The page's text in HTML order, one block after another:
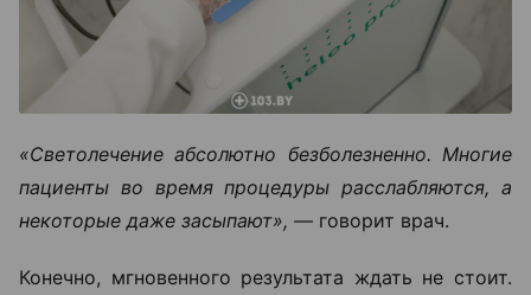
«Светолечение абсолютно безболезненно. Многие
пациенты во время процедуры расслабляются, а
некоторые даже засыпают», — говорит врач.
Конечно, мгновенного результата ждать не стоит.